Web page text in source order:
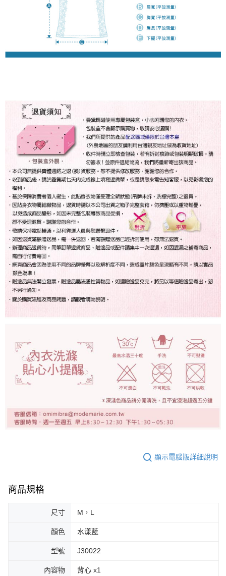
顯示電腦版詳細說明
商品規格
尺寸 M，L
顏色 水漾藍
型號 J30022
內容物 背心 x1